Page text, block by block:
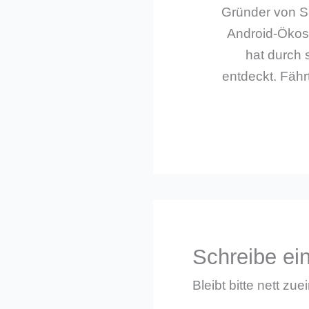
Gründer von
Android-
hat durch
entdeckt.
Schreibe
Bleibt bitte nett